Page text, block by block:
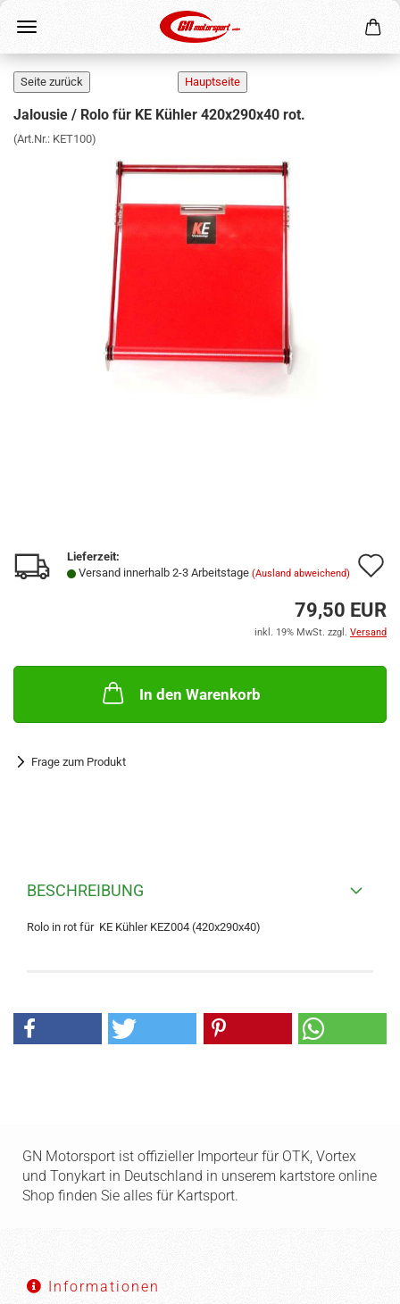
Jalousie / Rolo für KE Kühler 420x290x40 rot.
(Art.Nr.: KET100)
Lieferzeit:
Versand innerhalb 2-3 Arbeitstage (Ausland abweichend)
79,50 EUR
inkl. 19% MwSt. zzgl. Versand
In den Warenkorb
Frage zum Produkt
BESCHREIBUNG
Rolo in rot für KE Kühler KEZ004 (420x290x40)
GN Motorsport ist offizieller Importeur für OTK, Vortex
und Tonykart in Deutschland in unserem kartstore online
Shop finden Sie alles für Kartsport.
Informationen